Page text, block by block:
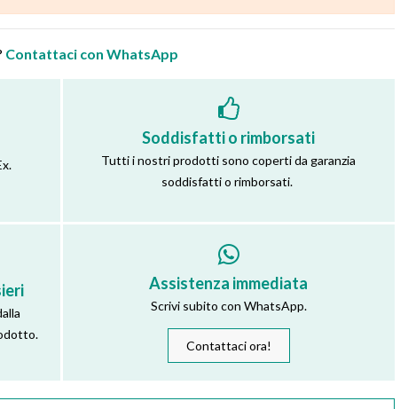
Contattaci con WhatsApp
Soddisfatti o rimborsati
Tutti i nostri prodotti sono coperti da garanzia
soddisfatti o rimborsati.
Assistenza immediata
Scrivi subito con WhatsApp.
Contattaci ora!